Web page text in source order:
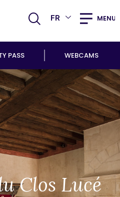
FR MENU
PASS WEBCAMS
Clos Lucé